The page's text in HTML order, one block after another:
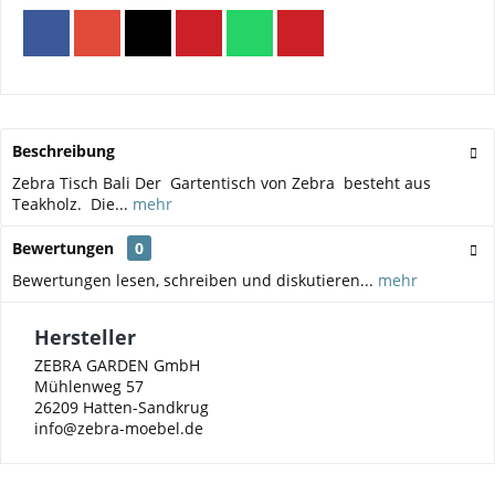
Beschreibung
Zebra Tisch Bali Der Gartentisch von Zebra besteht aus
Teakholz. Die... mehr
Bewertungen
0
Bewertungen lesen, schreiben und diskutieren... mehr
Hersteller
ZEBRA GARDEN GmbH
Mühlenweg 57
26209 Hatten-Sandkrug
info@zebra-moebel.de